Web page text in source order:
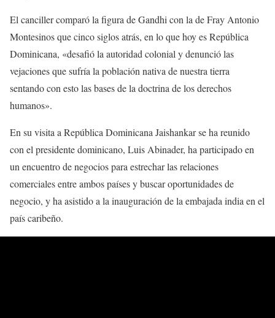
El canciller comparó la figura de Gandhi con la de Fray Antonio
Montesinos que cinco siglos atrás, en lo que hoy es República
Dominicana, «desafió la autoridad colonial y denunció las
vejaciones que sufría la población nativa de nuestra tierra
sentando con esto las bases de la doctrina de los derechos
humanos».
En su visita a República Dominicana Jaishankar se ha reunido
con el presidente dominicano, Luis Abinader, ha participado en
un encuentro de negocios para estrechar las relaciones
comerciales entre ambos países y buscar oportunidades de
negocio, y ha asistido a la inauguración de la embajada india en el
país caribeño.